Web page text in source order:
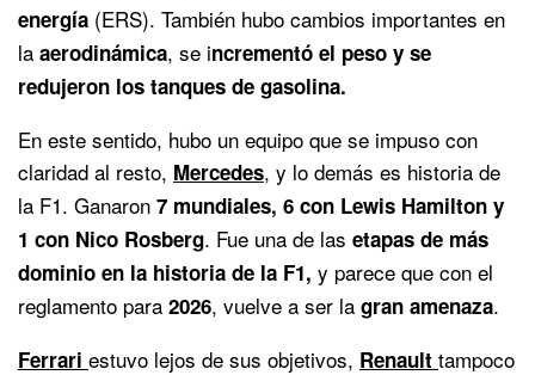
energía (ERS). También hubo cambios importantes en
la aerodinámica, se incrementó el peso y se
redujeron los tanques de gasolina.
En este sentido, hubo un equipo que se impuso con
claridad al resto, Mercedes, y lo demás es historia de
la F1. Ganaron 7 mundiales, 6 con Lewis Hamilton y
1 con Nico Rosberg. Fue una de las etapas de más
dominio en la historia de la F1, y parece que con el
reglamento para 2026, vuelve a ser la gran amenaza.
Ferrari estuvo lejos de sus objetivos, Renault tampoco